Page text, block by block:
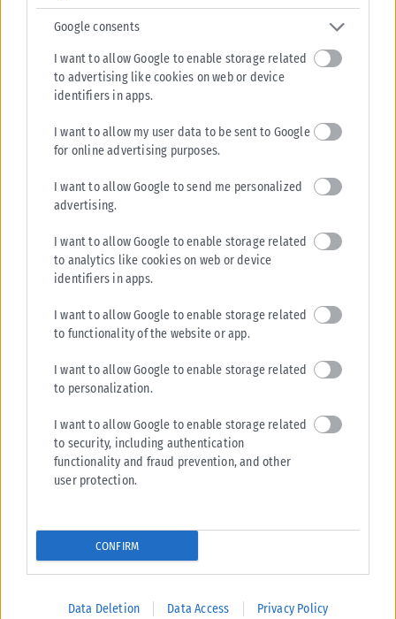
Google consents
I want to allow Google to enable storage related
to advertising like cookies on web or device
identifiers in apps.
I want to allow my user data to be sent to Google
for online advertising purposes.
I want to allow Google to send me personalized
advertising.
I want to allow Google to enable storage related
to analytics like cookies on web or device
identifiers in apps.
I want to allow Google to enable storage related
to functionality of the website or app.
I want to allow Google to enable storage related
to personalization.
I want to allow Google to enable storage related
to security, including authentication
functionality and fraud prevention, and other
user protection.
CONFIRM
Data Deletion Data Access Privacy Policy